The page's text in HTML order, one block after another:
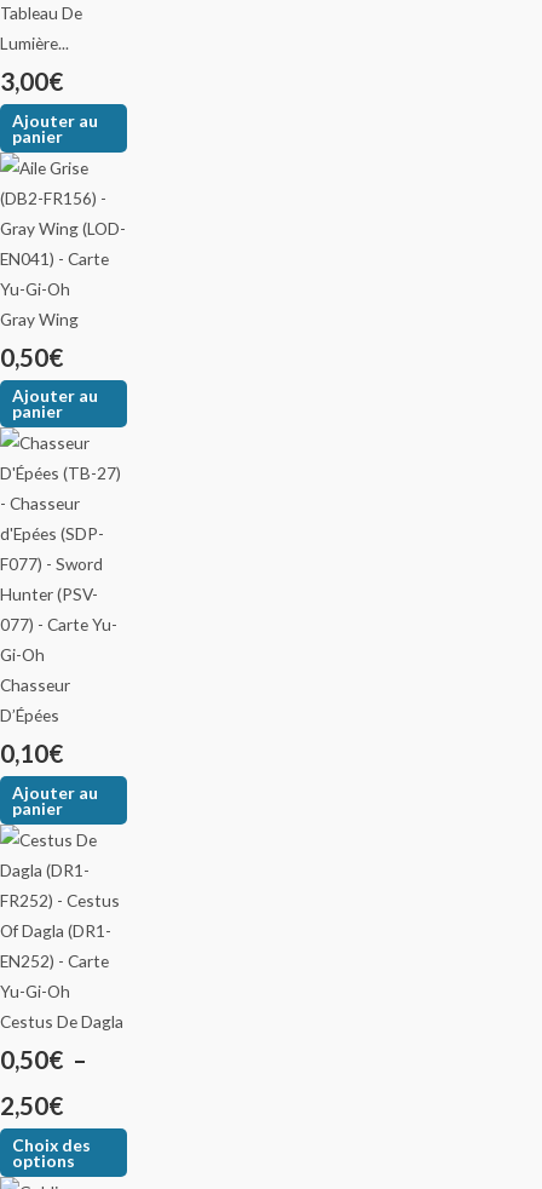
Tableau De
Lumière...
3,00€
Ajouter au
panier
Gray Wing
0,50€
Ajouter au
panier
Chasseur
D’Épées
0,10€
Ajouter au
panier
Cestus De Dagla
0,50€ –
2,50€
Choix des
options